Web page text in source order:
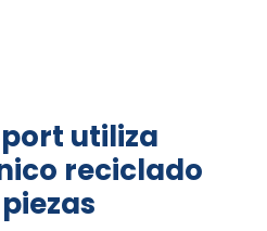
utiliza
reciclado